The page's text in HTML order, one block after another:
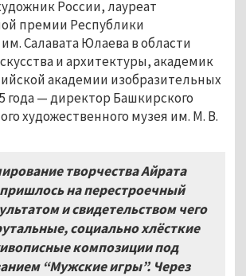
России, лауреат
премии Республики
Салавата Юлаева в области
и архитектуры, академик
академии изобразительных
года—директор Башкирского
художественного музея им. М. В.
творчества Айрата
пришлось на перестроечный
и свидетельством чего
социально хлёсткие
композиции под
“Мужские игры”. Через